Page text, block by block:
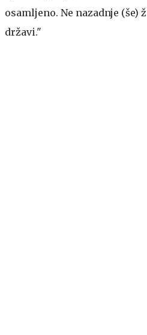
osamljeno. Ne nazadnje (še)
državi."